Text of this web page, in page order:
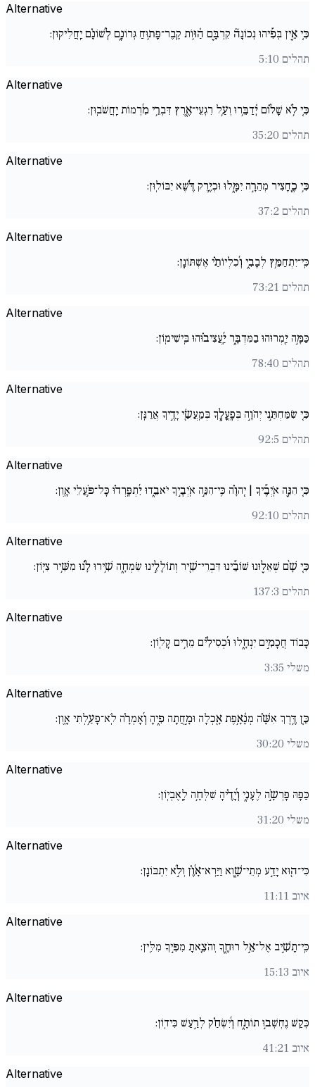
Alternative
כִּ֚י אֵ֪ין בְּפִ֡יהוּ נְכוֹנָה֘ קִרְבָּ֪ם הַ֫וּ֥וֹת קֶֽבֶר־פָּת֥וּחַ גְּרוֹנָ֑ם לְ֜שׁוֹנָ֗ם יַֽחֲלִיקֽוּן:
תהלים 5:10
Alternative
כִּ֚י לֹ֥א שָׁל֗וֹם יְ֫דַבֵּ֥רוּ וְעַ֥ל רִגְעֵי־אֶ֑רֶץ דִּבְרֵ֥י מִ֜רְמוֹת יַֽחֲשֹׁבֽוּן:
תהלים 35:20
Alternative
כִּ֥י כֶֽ֖חָצִיר מְהֵרָ֣ה יִמָּ֑לוּ וּכְיֶ֥רֶק דֶּ֜֗שֶׁא יִבּוֹלֽוּן:
תהלים 37:2
Alternative
כִּֽי־יִתְחַמֵּ֥ץ לְבָבִ֑י וְ֜כִלְיוֹתַ֗י אֶשְׁתּוֹנָֽן:
תהלים 73:21
Alternative
כַּמָּ֣ה יַ֖מְרוּהוּ בַמִּדְבָּ֑ר יַֽ֜עֲצִיב֗וּהוּ בִּֽישִׁימֽוֹן:
תהלים 78:40
Alternative
כִּ֚י שִׂמַּחְתַּ֣נִי יְהֹוָ֣ה בְּפָֽעֳלֶ֑ךָ בְּמַֽעֲשֵׂ֖י יָדֶ֣יךָ אֲרַנֵּֽן:
תהלים 92:5
Alternative
כִּ֚י הִנֵּ֪ה אֹֽיְבֶ֡יךָ | יְֽהוָ֗ה כִּֽי־הִנֵּ֣ה אֹֽיְבֶ֣יךָ יֹאבֵ֑דוּ יִ֜תְפָּֽרְד֗וּ כָּל־פֹּ֥עֲלֵי אָֽוֶן:
תהלים 92:10
Alternative
כִּ֚י שָׁ֨ם שְׁאֵל֪וּנוּ שׁוֹבֵ֡ינוּ דִּבְרֵי־שִׁ֖יר וְתוֹלָלֵ֣ינוּ שִׂמְחָ֑ה שִׁ֥ירוּ לָ֜֗נוּ מִשִּׁ֥יר צִיּֽוֹן:
תהלים 137:3
Alternative
כָּבוֹד חֲכָמִ֣ים יִנְחָ֑לוּ וּ֜כְסִילִ֗ים מֵרִ֥ים קָלֽוֹן:
משלי 3:35
Alternative
כֵּ֤ן דֶּ֥רֶךְ אִשָּׁ֗ה מְנָ֫אָ֥פֶת אָ֖כְלָה וּמָ֣חֲתָה פִ֑יהָ וְ֜אָמְרָ֗ה לֹֽא־פָעַ֥לְתִּי אָֽוֶן:
משלי 30:20
Alternative
כַּפָּהּ פָּרְשָֹ֣ה לֶעָנִ֑י וְ֜יָדֶ֗יהָ שִׁלְּחָ֥ה לָֽאֶבְיֽוֹן:
משלי 31:20
Alternative
כִּי־ה֖וּא יָדַ֣ע מְתֵי־שָׁ֑וְא וַיַּרְא־אָ֜וֶ֗ן וְלֹ֣א יִתְבּוֹנָֽן:
איוב 11:11
Alternative
כִּֽי־תָשִׁ֣יב אֶל־אֵ֣ל רוּחֶ֑ךָ וְהֹצֵ֖אתָ מִפִּ֣יךָ מִלִּֽין:
איוב 15:13
Alternative
כְּקַשׁ נֶחְשְׁב֣וּ תוֹתָ֑ח וְ֜יִשְׂחַ֗ק לְרַ֣עַשׁ כִּידֽוֹן:
איוב 41:21
Alternative